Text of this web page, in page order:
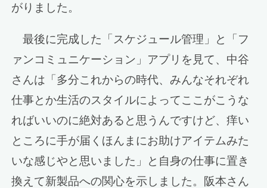
がりました。
最後に完成した「スケジュール管理」と「フ
ァンコミュニケーション」アプリを見て、中谷
さんは「多分これからの時代、みんなそれぞれ
仕事とか生活のスタイルによってここがこうな
ればいいのに絶対あると思うんですけど、痒い
ところに手が届くほんまにお助けアイテムみた
いな感じやと思いました」と自身の仕事に置き
換えて新製品への関心を示しました。阪本さん